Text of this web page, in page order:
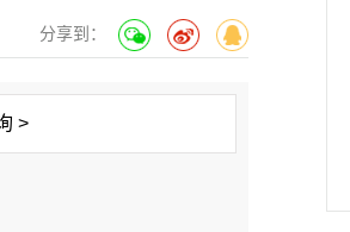
分享到：
>